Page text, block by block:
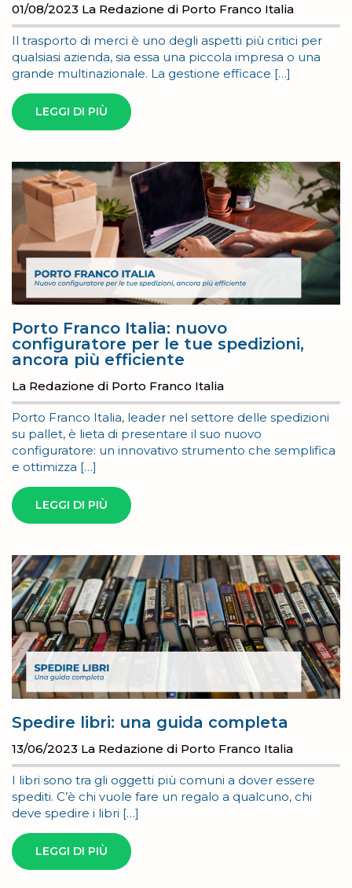
01/08/2023 La Redazione di Porto Franco Italia
Il trasporto di merci è uno degli aspetti più critici per
qualsiasi azienda, sia essa una piccola impresa o una
grande multinazionale. La gestione efficace […]
LEGGI DI PIÙ
Porto Franco Italia: nuovo
configuratore per le tue spedizioni,
ancora più efficiente
La Redazione di Porto Franco Italia
Porto Franco Italia, leader nel settore delle spedizioni
su pallet, è lieta di presentare il suo nuovo
configuratore: un innovativo strumento che semplifica
e ottimizza […]
LEGGI DI PIÙ
Spedire libri: una guida completa
13/06/2023 La Redazione di Porto Franco Italia
I libri sono tra gli oggetti più comuni a dover essere
spediti. C’è chi vuole fare un regalo a qualcuno, chi
deve spedire i libri […]
LEGGI DI PIÙ